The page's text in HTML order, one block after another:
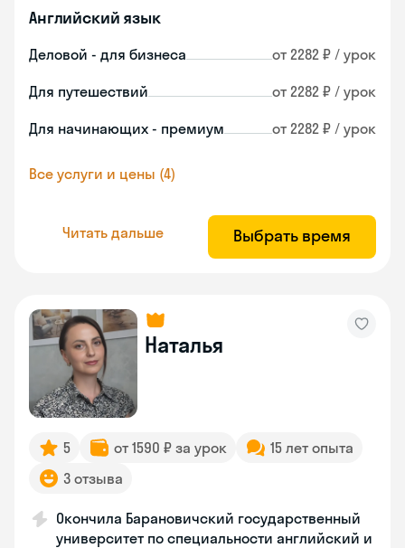
Английский язык
Деловой - для бизнеса от 2282 ₽ / урок
Для путешествий от 2282 ₽ / урок
Для начинающих - премиум от 2282 ₽ / урок
Все услуги и цены (4)
Читать дальше Выбрать время
Наталья
5 от 1590 ₽ за урок
15 лет опыта
3 отзыва
Окончила Барановичский государственный
университет по специальности английский и